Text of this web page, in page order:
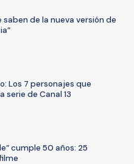
saben de la nueva versión de
Los 7 personajes que
serie de Canal 13
cumple 50 años: 25